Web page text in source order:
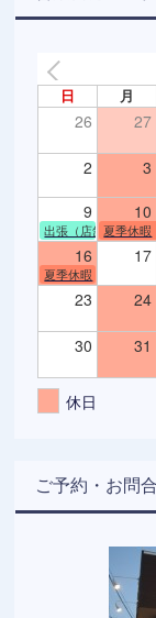
日 月
26 27
2 3
9 10
出張（店舗不在）
夏季休暇
16 17
夏季休暇
23 24
30 31
休日
ご予約・お問